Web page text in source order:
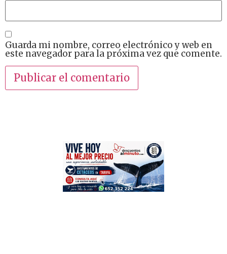
Guarda mi nombre, correo electrónico y web en
este navegador para la próxima vez que comente.